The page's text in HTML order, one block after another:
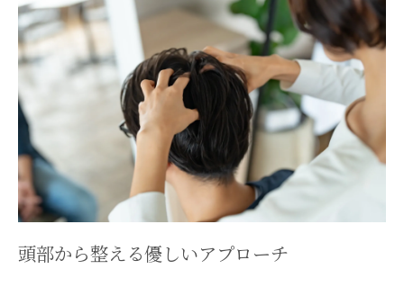
頭部から整える優しいアプローチ